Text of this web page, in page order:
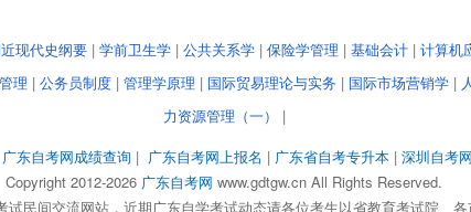
现代史纲要 | 学前卫生学 | 公共关系学 | 保险学管理 | 基础会计 | 计算机
理 | 公务员制度 | 管理学原理 | 国际贸易理论与实务 | 国际市场营销学 |
力资源管理（一）
|
广东自考网成绩查询 | 广东自考网上报名 | 广东省自考专升本 | 深圳自考
Copyright 2012-2026 广东自考网 www.gdtgw.cn All Rights Reserved.
试民间交流网站，近期广东自学考试动态请各位考生以省教育考试院、